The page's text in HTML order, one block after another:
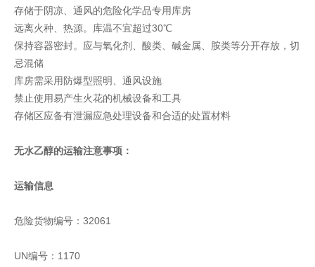
存储于阴凉、通风的危险化学品专用库房
远离火种、热源。库温不宜超过30℃
保持容器密封。应与氧化剂、酸类、碱金属、胺类等分开存放，切
忌混储
库房需采用防爆型照明、通风设施
禁止使用易产生火花的机械设备和工具
存储区应备有泄漏应急处理设备和合适的处置材料
无水乙醇的运输注意事项：
运输信息
危险货物编号：32061
UN编号：1170